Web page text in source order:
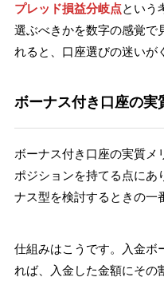
プレッド損益分岐点という
選ぶべきかを数字の感覚で
れると、口座選びの迷いが
ボーナス付き口座の実
ボーナス付き口座の実質メ
ポジションを持てる点にあ
ナス型を検討するときの一
仕組みはこうです。入金ボ
れば、入金した金額にその